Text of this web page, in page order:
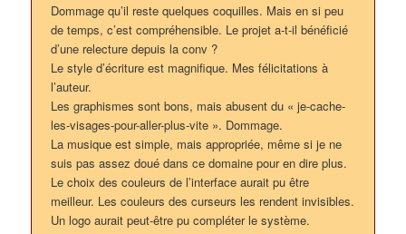
Dommage qu’il reste quelques coquilles. Mais en si peu
de temps, c’est compréhensible. Le projet a-t-il bénéficié
d’une relecture depuis la conv ?
Le style d’écriture est magnifique. Mes félicitations à
l’auteur.
Les graphismes sont bons, mais abusent du « je-cache-
les-visages-pour-aller-plus-vite ». Dommage.
La musique est simple, mais appropriée, même si je ne
suis pas assez doué dans ce domaine pour en dire plus.
Le choix des couleurs de l’interface aurait pu être
meilleur. Les couleurs des curseurs les rendent invisibles.
Un logo aurait peut-être pu compléter le système.